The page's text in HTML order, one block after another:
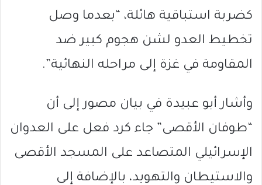
كضربة استباقية هائلة، “بعدما وصل
تخطيط العدو لشن هجوم كبير ضد
المقاومة في غزة إلى مراحله النهائية”.
وأشار أبو عبيدة في بيان مصور إلى أن
“طوفان الأقصى” جاء كرد فعل على العدوان
الإسرائيلي المتصاعد على المسجد الأقصى
والاستيطان والتهويد، بالإضافة إلى